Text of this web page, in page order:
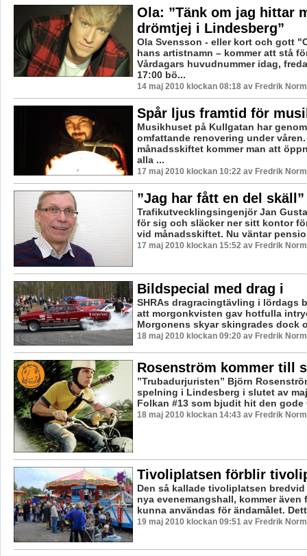
Ola: ”Tänk om jag hittar
drömtjej i Lindesberg”
Ola Svensson - eller kort och gott
hans artistnamn – kommer att stå
Vårdagars huvudnummer idag,
17:00 bö...
14 maj 2010 klockan 08:18 av Fredrik
Spår ljus framtid för
Musikhuset på Kullgatan har
omfattande renovering under
månadsskiftet kommer man att
alla ...
17 maj 2010 klockan 10:22 av Fredrik
”Jag har fått en del skäll”
Trafikutvecklingsingenjör Jan
för sig och släcker ner sitt kontor
vid månadsskiftet. Nu väntar
17 maj 2010 klockan 15:52 av Fredrik
Bildspecial med drag i
SHRAs dragracingtävling i lördags
att morgonkvisten gav hotfulla
Morgonens skyar skingrades dock
18 maj 2010 klockan 09:20 av Fredrik
Rosenström kommer till
”Trubadurjuristen” Björn
spelning i Lindesberg i slutet av
Folkan #13 som bjudit hit den gode
18 maj 2010 klockan 14:43 av Fredrik
Tivoliplatsen förblir
Den så kallade tivoliplatsen
nya evenemangshall, kommer även
kunna användas för ändamålet.
19 maj 2010 klockan 09:51 av Fredrik